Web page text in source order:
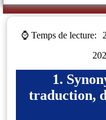
⌚ Temps de lecture:
1.
traduction,